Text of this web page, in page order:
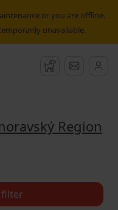
or you are offline.
unavailable.
Watchdog
map
Region
filter